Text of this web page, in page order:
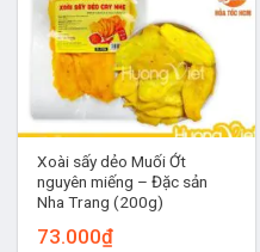
Xoài sấy dẻo Muối Ớt
nguyên miếng – Đặc sản
Nha Trang (200g)
73.000₫